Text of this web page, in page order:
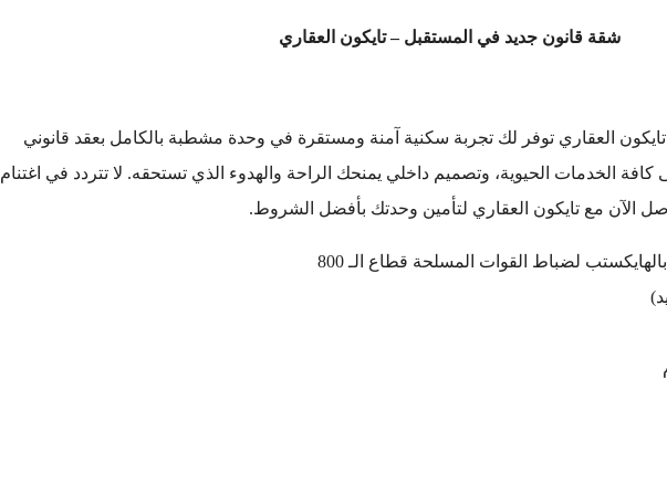
شقة قانون جديد في المستقبل – تايكون العقاري
العقاري توفر لك تجربة سكنية آمنة ومستقرة في وحدة مشطبة بالكامل بعقد قانوني
الخدمات الحيوية، وتصميم داخلي يمنحك الراحة والهدوء الذي تستحقه. لا تتردد في اغتنام
الآن مع تايكون العقاري لتأمين وحدتك بأفضل الشروط.
لضباط القوات المسلحة قطاع الـ 800